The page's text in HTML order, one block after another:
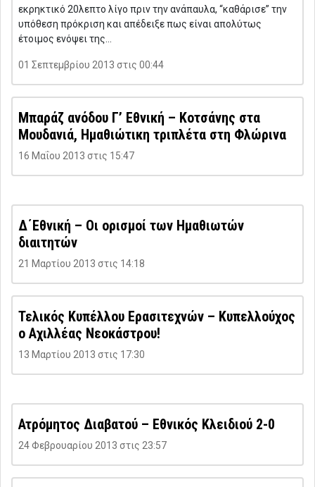
εκρηκτικό 20λεπτο λίγο πριν την ανάπαυλα, “καθάρισε” την
υπόθεση πρόκριση και απέδειξε πως είναι απολύτως
έτοιμος ενόψει της…
01 Σεπτεμβρίου 2013 στις 00:44
Μπαράζ ανόδου Γ’ Εθνική – Κοτσάνης στα
Μουδανιά, Ημαθιώτικη τριπλέτα στη Φλώρινα
16 Μαΐου 2013 στις 15:47
Δ΄Εθνική – Οι ορισμοί των Ημαθιωτών
διαιτητών
21 Μαρτίου 2013 στις 14:18
Τελικός Κυπέλλου Ερασιτεχνών – Κυπελλούχος
ο Αχιλλέας Νεοκάστρου!
13 Μαρτίου 2013 στις 17:30
Ατρόμητος Διαβατού – Εθνικός Κλειδιού 2-0
24 Φεβρουαρίου 2013 στις 23:57